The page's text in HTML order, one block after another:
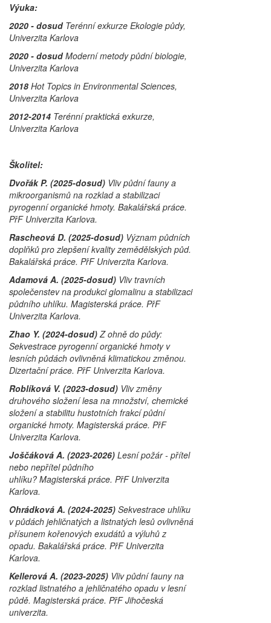
Výuka:
2020 - dosudTerénní exkurze Ekologie půdy,
Univerzita Karlova
2020 - dosudModerní metody půdní biologie,
Univerzita Karlova
2018 Hot Topics in Environmental Sciences,
Univerzita Karlova
2012-2014 Terénní praktická exkurze,
Univerzita Karlova
Školitel:
Dvořák P. (2025-dosud) Vliv půdní fauny a
mikroorganismů na rozklad a stabilizaci
pyrogenní organické hmoty. Bakalářská práce.
PřF Univerzita Karlova.
Rascheová D. (2025-dosud) Význam půdních
doplňků pro zlepšení kvality zemědělských půd.
Bakalářská práce. PřF Univerzita Karlova.
Adamová A. (2025-dosud) Vliv travních
společenstev na produkci glomalinu a stabilizaci
půdního uhlíku. Magisterská práce. PřF
Univerzita Karlova.
Zhao Y. (2024-dosud) Z ohně do půdy:
Sekvestrace pyrogenní organické hmoty v
lesních půdách ovlivněná klimatickou změnou.
Dizertační práce. PřF Univerzita Karlova.
Roblíková V. (2023-dosud) Vliv změny
druhového složení lesa na množství, chemické
složení a stabilitu hustotních frakcí půdní
organické hmoty. Magisterská práce. PřF
Univerzita Karlova.
Joščáková A. (2023-2026) Lesní požár - přítel
nebo nepřítel půdního
uhlíku? Magisterská práce. PřF Univerzita
Karlova.
Ohrádková A. (2024-2025) Sekvestrace uhlíku
v půdách jehličnatých a listnatých lesů ovlivněná
přísunem kořenových exudátů a výluhů z
opadu. Bakalářská práce. PřF Univerzita
Karlova.
Kellerová A. (2023-2025) Vliv půdní fauny na
rozklad listnatého a jehličnatého opadu v lesní
půdě. Magisterská práce. PřF Jihočeská
univerzita.